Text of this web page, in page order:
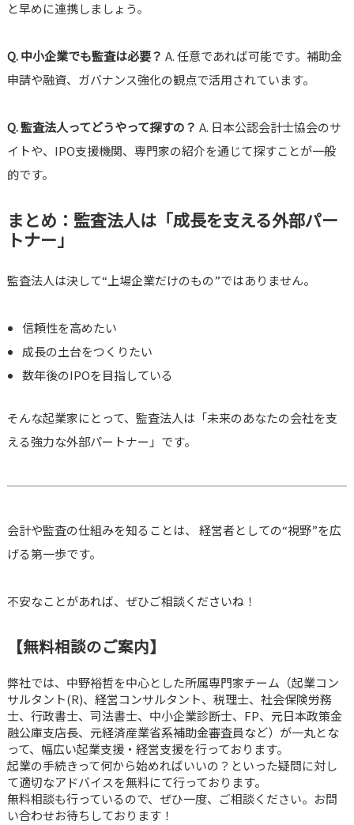
と早めに連携しましょう。
Q. 中小企業でも監査は必要？ A. 任意であれば可能です。補助金
申請や融資、ガバナンス強化の観点で活用されています。
Q. 監査法人ってどうやって探すの？ A. 日本公認会計士協会のサ
イトや、IPO支援機関、専門家の紹介を通じて探すことが一般
的です。
まとめ：監査法人は「成長を支える外部パー
トナー」
監査法人は決して“上場企業だけのもの”ではありません。
信頼性を高めたい
成長の土台をつくりたい
数年後のIPOを目指している
そんな起業家にとって、監査法人は「未来のあなたの会社を支
える強力な外部パートナー」です。
会計や監査の仕組みを知ることは、 経営者としての“視野”を広
げる第一歩です。
不安なことがあれば、ぜひご相談くださいね！
【無料相談のご案内】
弊社では、中野裕哲を中心とした所属専門家チーム（起業コン
サルタント(R)、経営コンサルタント、税理士、社会保険労務
士、行政書士、司法書士、中小企業診断士、FP、元日本政策金
融公庫支店長、元経済産業省系補助金審査員など）が一丸とな
って、幅広い起業支援・経営支援を行っております。
起業の手続きって何から始めればいいの？といった疑問に対し
て適切なアドバイスを無料にて行っております。
無料相談も行っているので、ぜひ一度、ご相談ください。お問
い合わせお待ちしております！